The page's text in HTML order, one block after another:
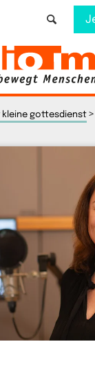
kleine gottesdienst>